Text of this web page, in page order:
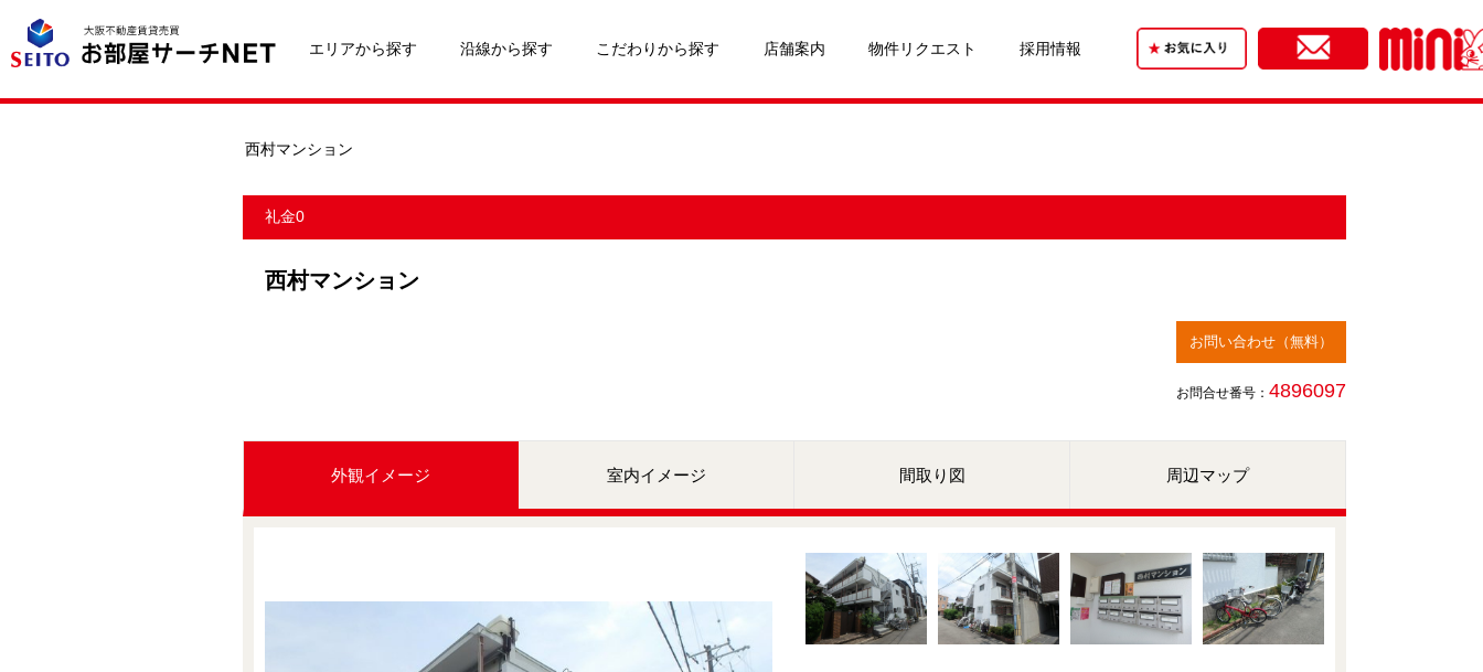
エリアから探す 沿線から探す こだわりから探す 店舗案内 物件リクエスト 採用情報
西村マンション
礼金0
西村マンション
お問い合わせ（無料）
お問合せ番号： 4896097
外観イメージ 室内イメージ 間取り図 周辺マップ